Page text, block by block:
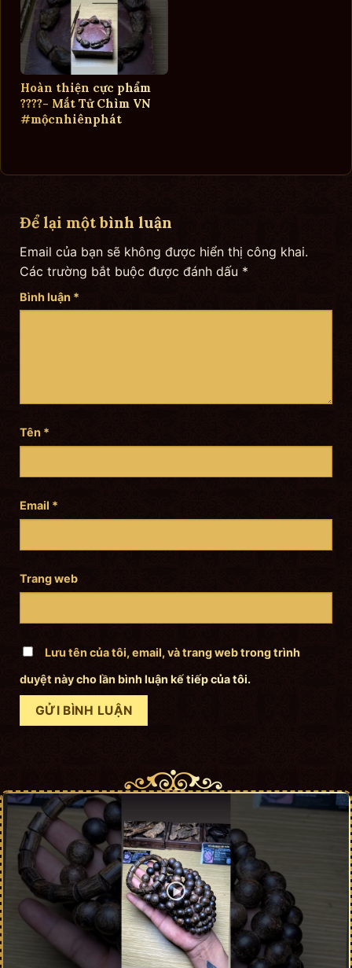
Hoàn thiện cực phẩm
????- Mắt Tử Chìm VN
#mộcnhiênphát
Để lại một bình luận
Email của bạn sẽ không được hiển thị công khai.
Các trường bắt buộc được đánh dấu *
Bình luận *
Tên *
Email *
Trang web
Lưu tên của tôi, email, và trang web trong trình
duyệt này cho lần bình luận kế tiếp của tôi.